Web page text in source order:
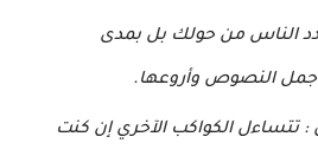
الناس من حولك بل بمدى
النصوص وأروعها.
تتساءل الكواكب الآخري إن كنت